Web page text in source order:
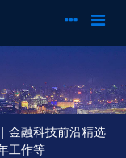
金融科技前沿精选
工作等